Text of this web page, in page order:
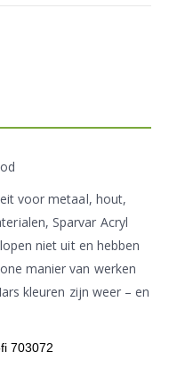
voor metaal, hout,
Sparvar Acryl
niet uit en hebben
manier van werken
kleuren zijn weer – en
703072